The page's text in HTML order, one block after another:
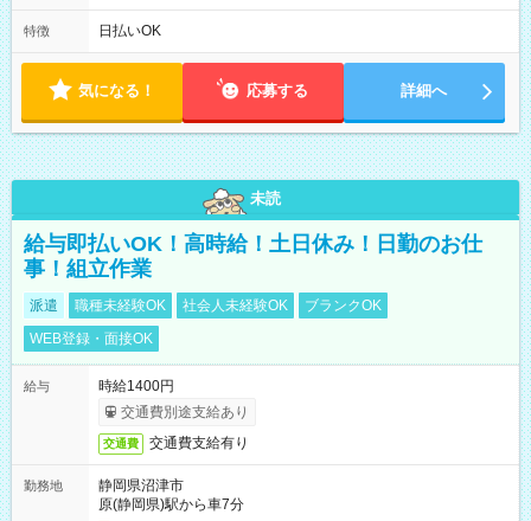
は固定休です／夏季、年末年始等、長期休暇有り！） ・ワンシ
フト！ 残業ほぼナシ（0～5h/月）
特徴 日払いOK
気になる！ 応募する 詳細へ
未読
給与即払いOK！高時給！土日休み！日勤のお仕
事！組立作業
派遣 職種未経験OK 社会人未経験OK
ブランクOK
WEB登録・面接OK
給与
時給1400円
交通費別途支給あり
交通費 交通費支給有り
勤務地
静岡県沼津市
原(静岡県)駅から車7分